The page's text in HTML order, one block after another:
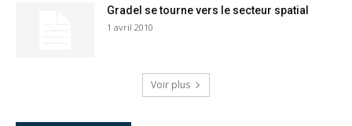
Gradel se tourne vers le secteur spatial
1 avril 2010
Voir plus